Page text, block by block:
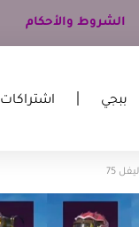
الشروط والأحكام
ببجي اشتراكات
75